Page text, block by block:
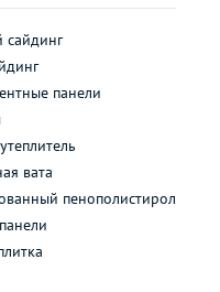
сайдинг
панели
вата
пенополистирол